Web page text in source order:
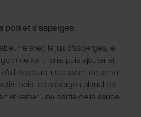
pois et d'asperges:
avec le jus d'asperges, le
xanthane, puis ajouter et
des ours juste avant de servir.
pois, les asperges blanches
et verser une partie de la sauce